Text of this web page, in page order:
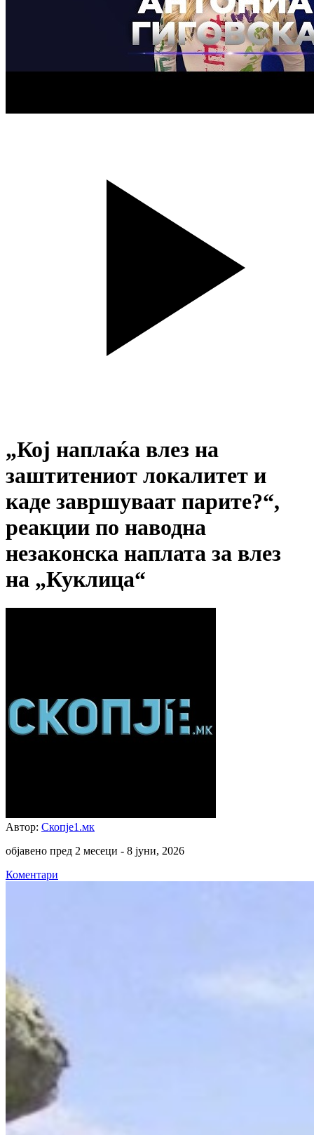
„Кој наплаќа влез на
заштитениот локалитет и
каде завршуваат парите?“,
реакции по наводна
незаконска наплата за влез
на „Куклица“
Автор: Скопје1.мк
објавено пред 2 месеци - 8 јуни, 2026
Коментари